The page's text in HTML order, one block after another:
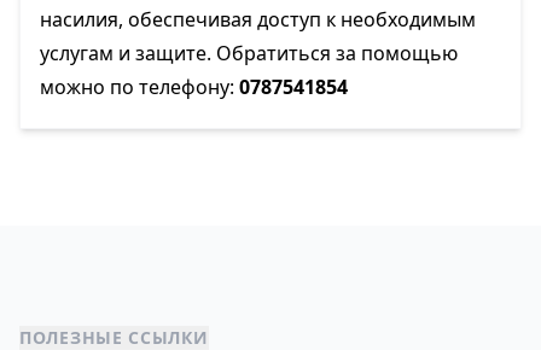
насилия, обеспечивая доступ к необходимым
услугам и защите. Обратиться за помощью
можно по телефону: 0787541854
ПОЛЕЗНЫЕ ССЫЛКИ